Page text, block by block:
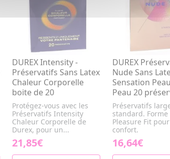
DUREX Intensity -
Préservatifs Sans Latex
Chaleur Corporelle
boite de 20
Protégez-vous avec les
Préservatifs Intensity
Chaleur Corporelle de
Durex, pour un...
21,85€
DUREX
Nude Sans
Sensation
Peau 20
Préservatifs
standard.
Pleasure Fit
confort.
16,64€